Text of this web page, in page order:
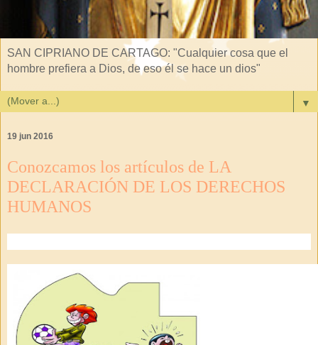
SAN CIPRIANO DE CARTAGO: "Cualquier cosa que el
hombre prefiera a Dios, de eso él se hace un dios"
▼
19 jun 2016
Conozcamos los artículos de LA
DECLARACIÓN DE LOS DERECHOS
HUMANOS